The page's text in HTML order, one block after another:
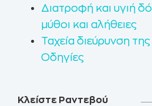
Διατροφή και υγιή
μύθοι και αλήθειες
Ταχεία διεύρυνση
Οδηγίες
Κλείστε Ραντεβού